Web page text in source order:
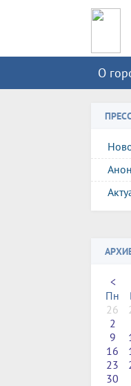
О
<
Пн
26
2
9
16
23
30